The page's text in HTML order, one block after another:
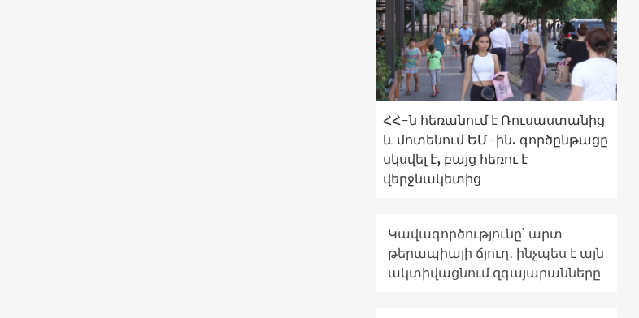
ՀՀ-ն հեռանում է Ռուսաստանից
և մոտենում ԵՄ-ին. գործընթացը
սկսվել է, բայց հեռու է
վերջնակետից
Կավագործությունը՝ արտ-
թերապիայի ճյուղ․ ինչպես է այն
ակտիվացնում զգայարանները